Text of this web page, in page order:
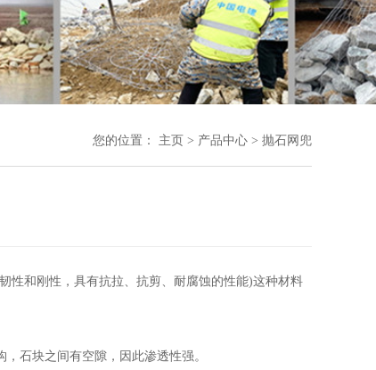
您的位置： 主页 > 产品中心 > 抛石网兜
性和刚性，具有抗拉、抗剪、耐腐蚀的性能)这种材料
石块之间有空隙，因此渗透性强。